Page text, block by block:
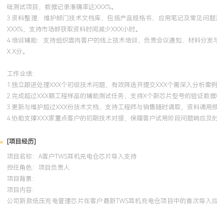
础测试项目，数据记录准确率达XXX%。
3.资料整理：维护部门技术文档库，包括产品规格书、应用笔记及常见问
XXX%，支持市场部获取资料时间减少XXX小时。
4.培训辅助：支持组织面向客户的线上技术培训，负责会议通知、材料分
X.X分。
工作业绩：
1.独立跟进处理XXX个初级技术问题，有效筛选并提交XXX个需深入分析案
2.完成超过XXX颗工程样品的辅助测试任务，支持X个新芯片型号的验证数
3.更新与维护超过XXX份技术文档，支持工程师与销售随时调取，资料调用
4.协助支撑XXX家重点客户的初期技术对接，保障客户试用阶段问题响应及
[项目经历]
项目名称：A客户TWS耳机充电仓芯片导入支持
担任角色： 项目负责人
项目背景：
项目内容：
公司新款低压充电管理芯片在客户最新TWS耳机充电仓项目中的首次导